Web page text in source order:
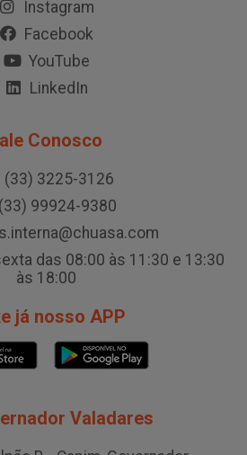
Instagram
Facebook
YouTube
LinkedIn
Conosco
(33) 3225-3126
(33) 99924-9380
das 08:00 às 11:30 e 13:30
às 18:00
já nosso APP
Valadares